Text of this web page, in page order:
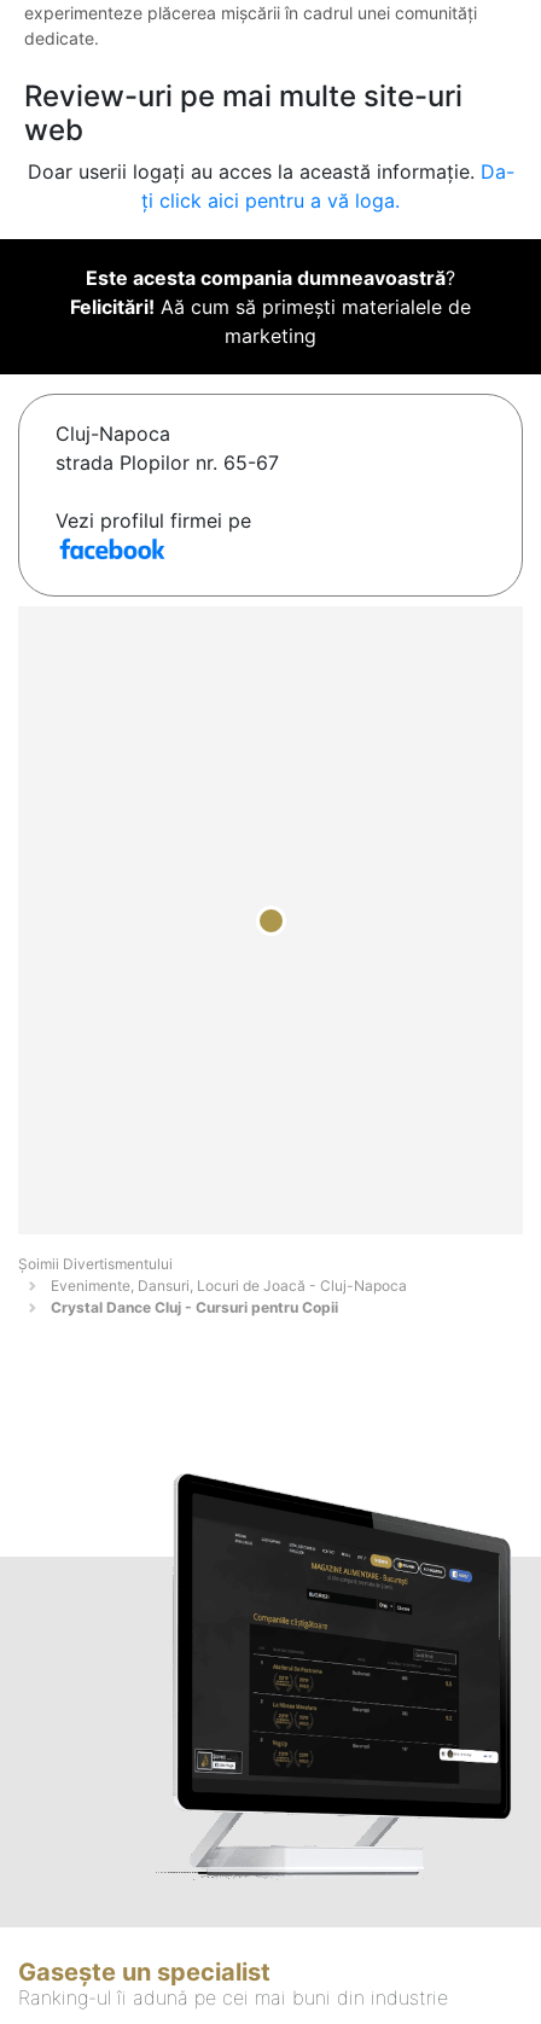
experimenteze plăcerea mișcării în cadrul unei comunități
dedicate.
Review-uri pe mai multe site-uri
web
Doar userii logați au acces la această informație. Da-
ți click aici pentru a vă loga.
Este acesta compania dumneavoastră?
Felicitări! Aă cum să primești materialele de
marketing
Cluj-Napoca
strada Plopilor nr. 65-67
Vezi profilul firmei pe
Şoimii Divertismentului
Evenimente, Dansuri, Locuri de Joacă - Cluj-Napoca
Crystal Dance Cluj - Cursuri pentru Copii
Gasește un specialist
Ranking-ul îi adună pe cei mai buni din industrie